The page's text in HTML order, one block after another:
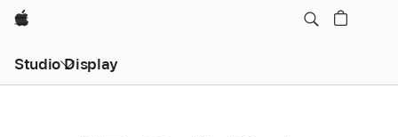
Apple
Studio Display